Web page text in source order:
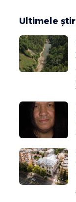
Ultimele